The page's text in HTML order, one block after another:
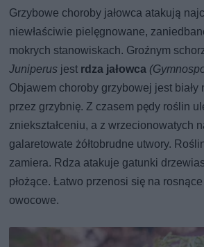
Grzybowe choroby jałowca atakują
niewłaściwie pielęgnowane,
mokrych stanowiskach. Groźnym
Juniperus jest rdza jałowca
Objawem choroby grzybowej jest biały
przez grzybnię. Z czasem pędy roślin
zniekształceniu, a z wrzecionowatych
galaretowate żółtobrudne utwory.
zamiera. Rdza atakuje gatunki
płożące. Łatwo przenosi się na
owocowe.